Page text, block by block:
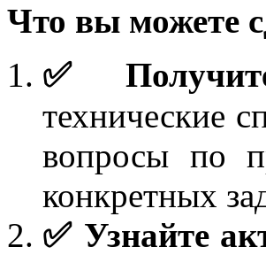
Что вы можете
✅
технические
вопросы по
конкретных
✅ Узнайте